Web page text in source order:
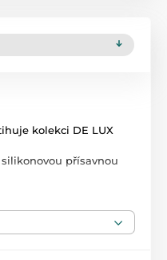
kolekci DE LUX
přísavnou
sterilizaci.